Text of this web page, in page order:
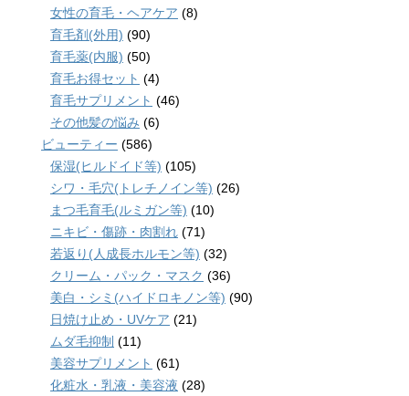
女性の育毛・ヘアケア (8)
育毛剤(外用) (90)
育毛薬(内服) (50)
育毛お得セット (4)
育毛サプリメント (46)
その他髪の悩み (6)
ビューティー (586)
保湿(ヒルドイド等) (105)
シワ・毛穴(トレチノイン等) (26)
まつ毛育毛(ルミガン等) (10)
ニキビ・傷跡・肉割れ (71)
若返り(人成長ホルモン等) (32)
クリーム・パック・マスク (36)
美白・シミ(ハイドロキノン等) (90)
日焼け止め・UVケア (21)
ムダ毛抑制 (11)
美容サプリメント (61)
化粧水・乳液・美容液 (28)